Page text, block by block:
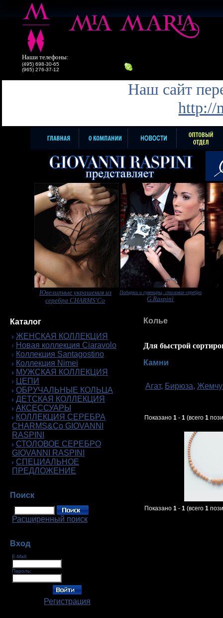
Наши телефоны:
(495) 698-30-65
(965) 276-37-12
Наш сайт
http://
Ювелирные украшения из
серебра CHARMS'Co
Подарки и сувениры, столовое серебро
G.Raspini
Каталог
ЖЕНСКАЯ КОЛЛЕКЦИЯ
Новая коллекция Ciaravolo
Коллекция Santagostino
Коллекция Nimei
МУЖСКАЯ КОЛЛЕКЦИЯ
ЦЕПИ
ОБРУЧАЛЬНЫЕ КОЛЬЦА
ДЕТСКАЯ КОЛЛЕКЦИЯ
АКСЕССУАРЫ
КОЛЛЕКЦИЯ СЕРЕБРА
CHARMS&Co GIOVANNI
RASPINI
СТОЛОВОЕ СЕРЕБРО
GIOVANNI RASPINI
СПЕЦИАЛЬНОЕ
ПРЕДЛОЖЕНИЕ
Поиск
Расширенный поиск
Вход
E-Mail:
Пароль:
Регистрация
Колье
Для быстрой
Камни
Агат, Бирюза,
Показано 1 - 1 (всего 1
Показано 1 - 1 (всего 1